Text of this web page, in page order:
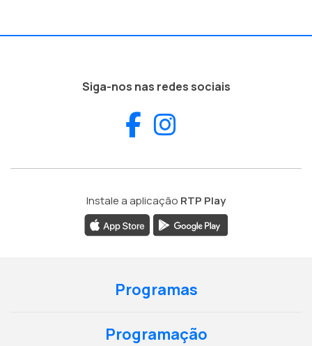
Siga-nos nas redes sociais
Facebook
Instale a aplicação RTP Play
Programas
Programação